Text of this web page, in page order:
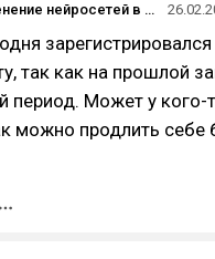
Применение нейросетей в контекстной рекламе регионального автодилера
так как на прошлой
период. Может у кого-
можно продлить себе